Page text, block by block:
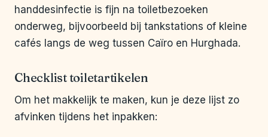
handdesinfectie is fijn na toiletbezoeken
onderweg, bijvoorbeeld bij tankstations of kleine
cafés langs de weg tussen Caïro en Hurghada.
Checklist toiletartikelen
Om het makkelijk te maken, kun je deze lijst zo
afvinken tijdens het inpakken: